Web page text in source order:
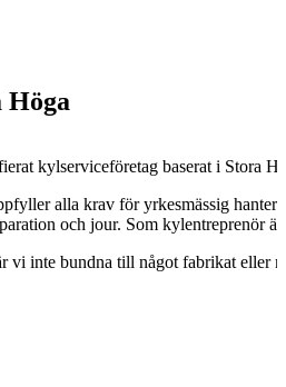
Höga
kylserviceföretag baserat i Stora
alla krav för yrkesmässig
och jour. Som kylentreprenör
vi inte bundna till något fabrikat eller